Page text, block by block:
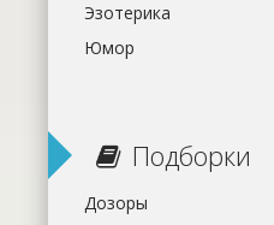
Эзотерика
Юмор
Подборки
Дозоры